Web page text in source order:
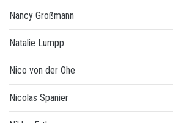
Nancy Großmann
Natalie Lumpp
Nico von der Ohe
Nicolas Spanier